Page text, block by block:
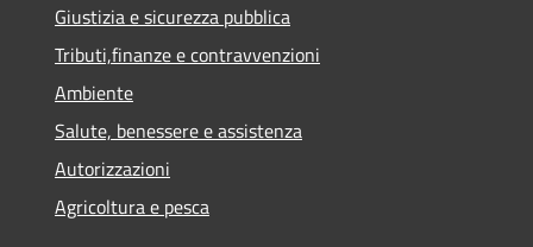
Giustizia e sicurezza pubblica
Tributi,finanze e contravvenzioni
Ambiente
Salute, benessere e assistenza
Autorizzazioni
Agricoltura e pesca